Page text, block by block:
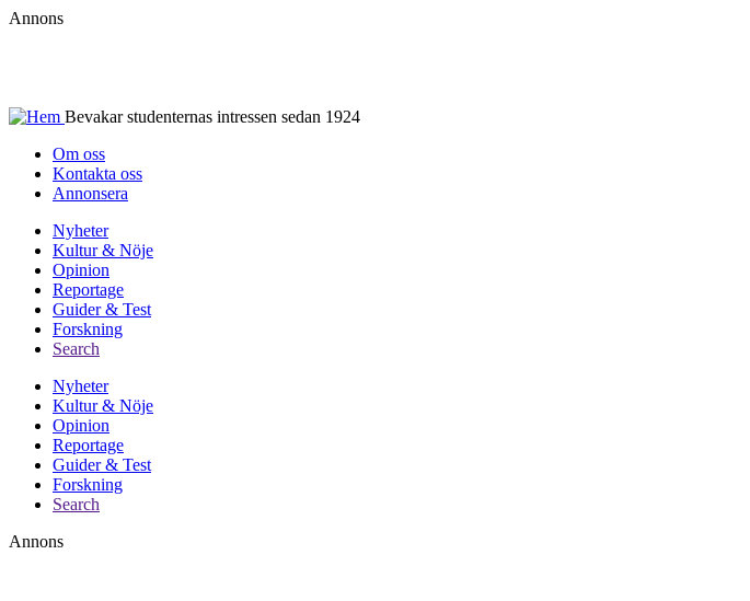
Hoppa
Annons
Bevakar studenternas intressen sedan 1924
Second
header
menu
Om oss
Kontakta oss
Annonsera
Huvudmeny
Nyheter
Kultur & Nöje
Opinion
Reportage
Guider & Test
Forskning
Search
Huvudmeny
Nyheter
Kultur & Nöje
Opinion
Reportage
Guider & Test
Forskning
Search
Annons